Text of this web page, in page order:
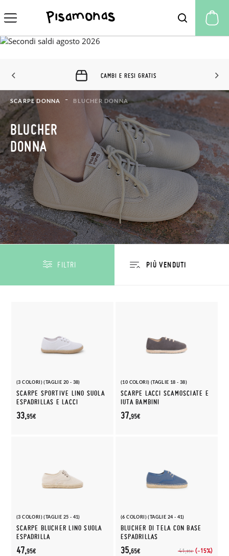
CAMBI E RESI GRATIS
SCARPE DONNA BLUCHER DONNA
BLUCHER
DONNA
FILTRI
(3 COLORI) (TAGLIE 20 - 38)
SCARPE SPORTIVE LINO SUOLA
ESPADRILLAS E LACCI
33,95€
(10 COLORI) (TAGLIE 18 - 38)
SCARPE LACCI SCAMOSCIATE E
IUTA BAMBINI
37,95€
(3 COLORI) (TAGLIE 25 - 41)
SCARPE BLUCHER LINO SUOLA
ESPADRILLA
47,95€
(6 COLORI) (TAGLIE 24 - 41)
BLUCHER DI TELA CON BASE
ESPADRILLAS
41,95€ (-15%)
35,65€